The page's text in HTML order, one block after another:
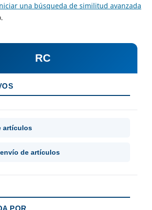
una búsqueda de similitud avanzada
RC
artículos
de artículos
POR